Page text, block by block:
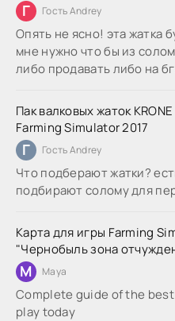
Г Гость Andrey
Опять не ясно! эта жатка
мне нужно что бы из
либо продавать либо на
Пак валковых жаток
Farming Simulator 2017
Г Гость Andrey
Что подберают жатки?
подбирают солому для
Карта для игры Farming
"Чернобыль зона
M Maya
Complete guide of the
play today